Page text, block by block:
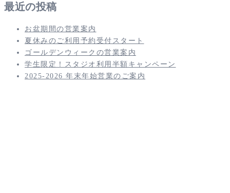
最近の投稿
お盆期間の営業案内
夏休みのご利用予約受付スタート
ゴールデンウィークの営業案内
学生限定！スタジオ利用半額キャンペーン
2025-2026 年末年始営業のご案内